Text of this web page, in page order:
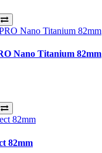
Nano Titanium 82mm
82mm